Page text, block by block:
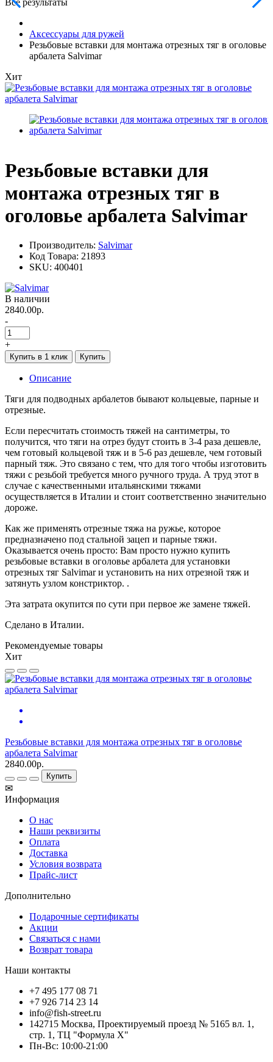
Все результаты
Аксессуары для ружей
Резьбовые вставки для монтажа отрезных тяг в оголовье
арбалета Salvimar
Хит
Резьбовые вставки для
монтажа отрезных тяг в
оголовье арбалета Salvimar
Производитель: Salvimar
Код Товара: 21893
SKU: 400401
В наличии
2840.00р.
-
+
Купить в 1 клик Купить
Описание
Тяги для подводных арбалетов бывают кольцевые, парные и
отрезные.
Если пересчитать стоимость тяжей на сантиметры, то
получится, что тяги на отрез будут стоить в 3-4 раза дешевле,
чем готовый кольцевой тяж и в 5-6 раз дешевле, чем готовый
парный тяж. Это связано с тем, что для того чтобы изготовить
тяжи с резьбой требуется много ручного труда. А труд этот в
случае с качественными итальянскими тяжами
осуществляется в Италии и стоит соответственно значительно
дороже.
Как же применять отрезные тяжа на ружье, которое
предназначено под стальной зацеп и парные тяжи.
Оказывается очень просто: Вам просто нужно купить
резьбовые вставки в оголовье арбалета для установки
отрезных тяг Salvimar и установить на них отрезной тяж и
затянуть узлом констриктор. .
Эта затрата окупится по сути при первое же замене тяжей.
Сделано в Италии.
Рекомендуемые товары
Хит
Резьбовые вставки для монтажа отрезных тяг в оголовье
арбалета Salvimar
2840.00р.
Купить
✉
Информация
О нас
Наши реквизиты
Оплата
Доставка
Условия возврата
Прайс-лист
Дополнительно
Подарочные сертификаты
Акции
Связаться с нами
Возврат товара
Наши контакты
+7 495 177 08 71
+7 926 714 23 14
info@fish-street.ru
142715 Москва, Проектируемый проезд № 5165 вл. 1,
стр. 1, ТЦ "Формула X"
Пн-Вс: 10:00-21:00